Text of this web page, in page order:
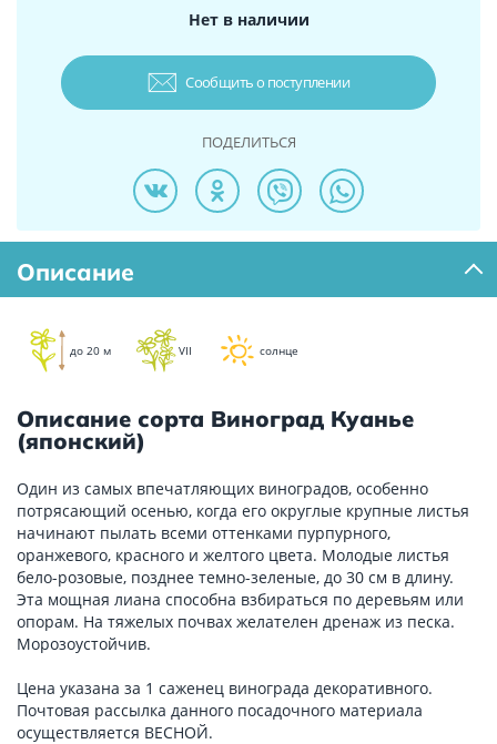
Нет в наличии
Сообщить о поступлении
ПОДЕЛИТЬСЯ
Описание
до 20 м VII солнце
Описание сорта Виноград Куанье
(японский)
Один из самых впечатляющих виноградов, особенно
потрясающий осенью, когда его округлые крупные листья
начинают пылать всеми оттенками пурпурного,
оранжевого, красного и желтого цвета. Молодые листья
бело-розовые, позднее темно-зеленые, до 30 см в длину.
Эта мощная лиана способна взбираться по деревьям или
опорам. На тяжелых почвах желателен дренаж из песка.
Морозоустойчив.
Цена указана за 1 саженец винограда декоративного.
Почтовая рассылка данного посадочного материала
осуществляется ВЕСНОЙ.